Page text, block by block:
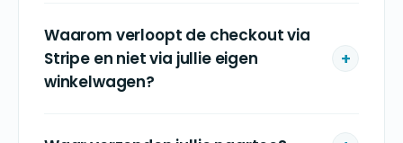
Waarom verloopt de checkout via
Stripe en niet via jullie eigen
winkelwagen?